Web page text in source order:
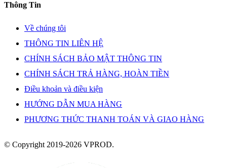
Thông Tin
Về chúng tôi
THÔNG TIN LIÊN HỆ
CHÍNH SÁCH BẢO MẬT THÔNG TIN
CHÍNH SÁCH TRẢ HÀNG, HOÀN TIỀN
Điều khoản và điều kiện
HƯỚNG DẪN MUA HÀNG
PHƯƠNG THỨC THANH TOÁN VÀ GIAO HÀNG
© Copyright 2019-2026 VPROD.